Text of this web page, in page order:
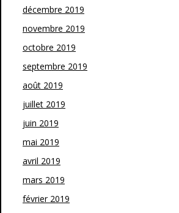
décembre 2019
novembre 2019
octobre 2019
septembre 2019
août 2019
juillet 2019
juin 2019
mai 2019
avril 2019
mars 2019
février 2019